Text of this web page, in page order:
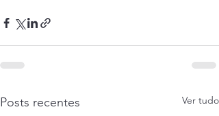
Posts recentes Ver tudo